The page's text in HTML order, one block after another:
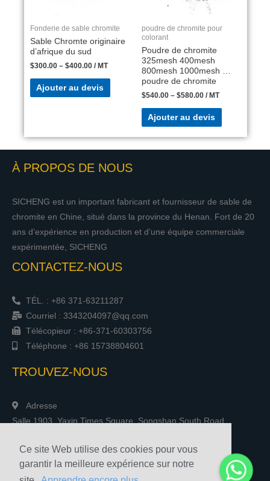
Ce site Web utilise des cookies pour vous
garantir la meilleure expérience sur notre
Fonderie de sable chromite
Sable Chromte originaire
d’afrique du sud
$300.00 – $400.00 / MT
Ajouter au devis
poudre de chromite pour
colorant
Poudre de chromite
325mesh 400mesh
800mesh 1000mesh …
poudre de chromite
$540.00 – $580.00 / MT
Ajouter au devis
À PROPOS DE NOUS
SICHENG est un important fabricant et fournisseur de sable de
chromite en Chine, situé dans la province du Henan. Fort de 20
ans d’expérience en production et d’une équipe commerciale
expérimentée, SICHENG
CONTACTEZ-NOUS
TÉL. : +86 371-63211287
Courriel : 3343204097@qq.com
Télécopieur : +86-371-60303756
Téléphone : +86 15738804601
TROUVEZ-NOUS
Adresse
Salle 1903, Yaxin Times Square, Songshan South Road,